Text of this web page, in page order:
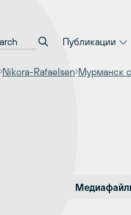
Публикации
Nikora-Rafaelsen Мурманск